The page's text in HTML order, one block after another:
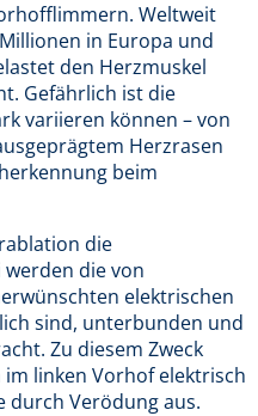
Weltweit
in Europa und
den Herzmuskel
Gefährlich ist die
variieren können – von
Herzrasen
beim
die
die von
elektrischen
sind, unterbunden und
Zu diesem Zweck
linken Vorhof elektrisch
durch Verödung aus.